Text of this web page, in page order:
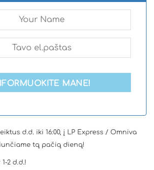
MANE!
d.d. iki 16:00, į LP Express / Omniva
tą pačią dieną!
2 d.d.!